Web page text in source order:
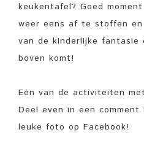
keukentafel? Goed
weer eens af te stoffen
van de kinderlijke
boven komt!
Eén van de activiteiten
Deel even in een
leuke foto op Facebook!